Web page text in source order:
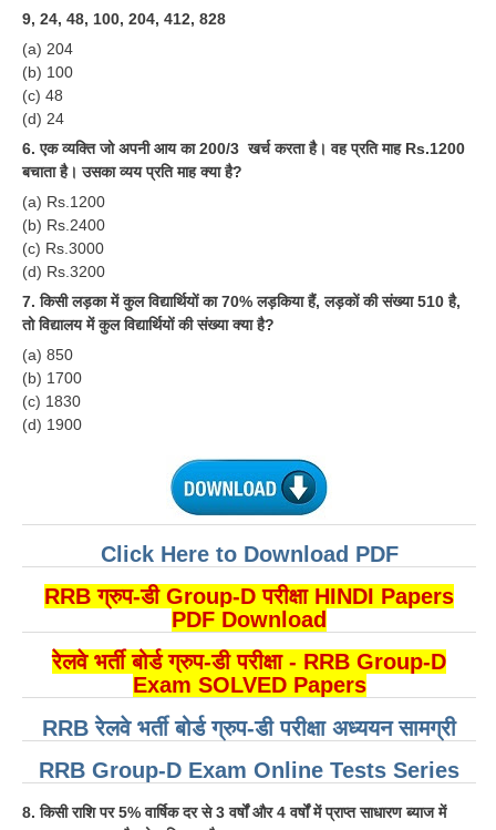
RRB NTPC PAPERS
RRB NTPC Notification 2025
RRB NTPC (CBT-1) Exam
RRB NTPC (CBT-2) Exam
RRB NTPC Eligibility
RRB NTPC Medical Standards
RRB NTPC रेल्वे भर्ती बोर्ड
JE
RRB जूनियर इंजीनियर
RRB Junior Engineer Papers
Group-D
Group-D Exam Paper
रेलवे ग्रुप -डी परीक्षा
PAPERS
RRB NTPC (Tier-1) Papers
9, 24, 48, 100, 204, 412, 828
(a) 204
(b) 100
(c) 48
(d) 24
6. एक व्यक्ति जो अपनी आय का 200/3 खर्च करता है। वह प्रति माह Rs.1200
बचाता है। उसका व्यय प्रति माह क्या है?
(a) Rs.1200
(b) Rs.2400
(c) Rs.3000
(d) Rs.3200
7. किसी लड़का में कुल विद्यार्थियों का 70% लड़किया हैं, लड़कों की संख्या 510 है,
तो विद्यालय में कुल विद्यार्थियों की संख्या क्या है?
(a) 850
(b) 1700
(c) 1830
(d) 1900
Click Here to Download PDF
RRB ग्रुप-डी Group-D परीक्षा HINDI Papers
PDF Download
रेलवे भर्ती बोर्ड ग्रुप-डी परीक्षा - RRB Group-D
Exam SOLVED Papers
RRB रेलवे भर्ती बोर्ड ग्रुप-डी परीक्षा अध्ययन सामग्री
RRB Group-D Exam Online Tests Series
8. किसी राशि पर 5% वार्षिक दर से 3 वर्षों और 4 वर्षों में प्राप्त साधारण ब्याज में